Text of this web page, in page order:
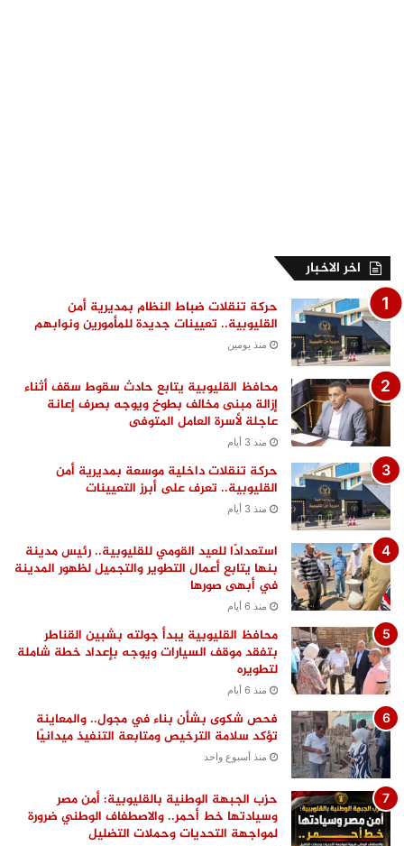
اخر الاخبار
حركة تنقلات ضباط النظام بمديرية أمن
القليوبية.. تعيينات جديدة للمأمورين ونوابهم
منذ يومين
محافظ القليوبية يتابع حادث سقوط سقف أثناء
إزالة مبنى مخالف بطوخ ويوجه بصرف إعانة
عاجلة لأسرة العامل المتوفى
منذ 3 أيام
حركة تنقلات داخلية موسعة بمديرية أمن
القليوبية.. تعرف على أبرز التعيينات
منذ 3 أيام
استعدادًا للعيد القومي للقليوبية.. رئيس مدينة
بنها يتابع أعمال التطوير والتجميل لظهور المدينة
في أبهى صورها
منذ 6 أيام
محافظ القليوبية يبدأ جولته بشبين القناطر
بتفقد موقف السيارات ويوجه بإعداد خطة شاملة
لتطويره
منذ 6 أيام
فحص شكوى بشأن بناء في مجول.. والمعاينة
تؤكد سلامة الترخيص ومتابعة التنفيذ ميدانيًا
منذ أسبوع واحد
حزب الجبهة الوطنية بالقليوبية: أمن مصر
وسيادتها خط أحمر.. والاصطفاف الوطني ضرورة
لمواجهة التحديات وحملات التضليل